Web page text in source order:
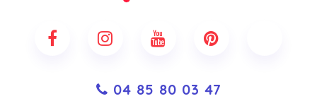
04 85 80 03 47